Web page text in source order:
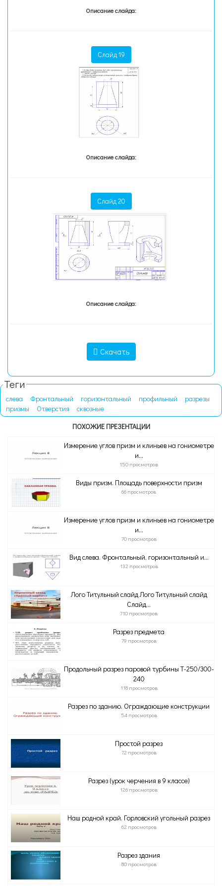
Описание слайда:
Слайд 19
Описание слайда:
Слайд 20
Описание слайда:
Скачать
Теги
слева Фронтальный горизонтальный профильный
разрезы
призмы
Отверстия
сквозные
ПОХОЖИЕ ПРЕЗЕНТАЦИИ
Измерение углов призм и клиньев на гониометре
и...
150 просмотров
Виды призм. Площадь поверхности призм
66 просмотров
Измерение углов призм и клиньев на гониометре
и...
70 просмотров
Вид слева. Фронтальный, горизонтальный и...
132 просмотров
Лого Титульный слайд Лого Титульный слайд
Слайд...
710 просмотров
Разрез предмета
79 просмотров
Продольный разрез паровой турбины Т-250/300-
240
118 просмотров
Разрез по зданию. Ограждающие конструкции
54 просмотров
Простой разрез
72 просмотров
Разрез (урок черчения в 9 классе)
126 просмотров
Наш родной край. Горловский угольный разрез
62 просмотров
Разрез здания
80 просмотров